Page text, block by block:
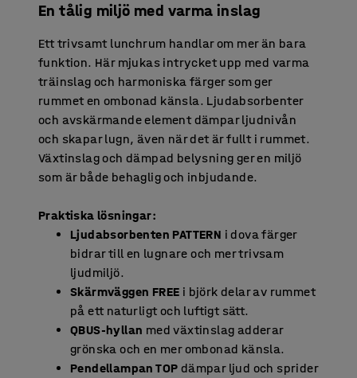
En tålig miljö med varma inslag
Ett trivsamt lunchrum handlar om mer än bara
funktion. Här mjukas intrycket upp med varma
träinslag och harmoniska färger som ger
rummet en ombonad känsla. Ljudabsorbenter
och avskärmande element dämpar ljudnivån
och skapar lugn, även när det är fullt i rummet.
Växtinslag och dämpad belysning ger en miljö
som är både behaglig och inbjudande.
Praktiska lösningar:
Ljudabsorbenten PATTERN i dova färger
bidrar till en lugnare och mer trivsam
ljudmiljö.
Skärmväggen FREE i björk delar av rummet
på ett naturligt och luftigt sätt.
QBUS-hyllan med växtinslag adderar
grönska och en mer ombonad känsla.
Pendellampan TOP dämpar ljud och sprider